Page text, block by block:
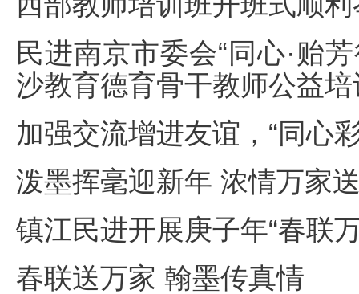
民进南京市委会“同心·贻
沙教育德育骨干教师公益
加强交流增进友谊，“同心
泼墨挥毫迎新年 浓情万家
镇江民进开展庚子年“春联
春联送万家 翰墨传真情